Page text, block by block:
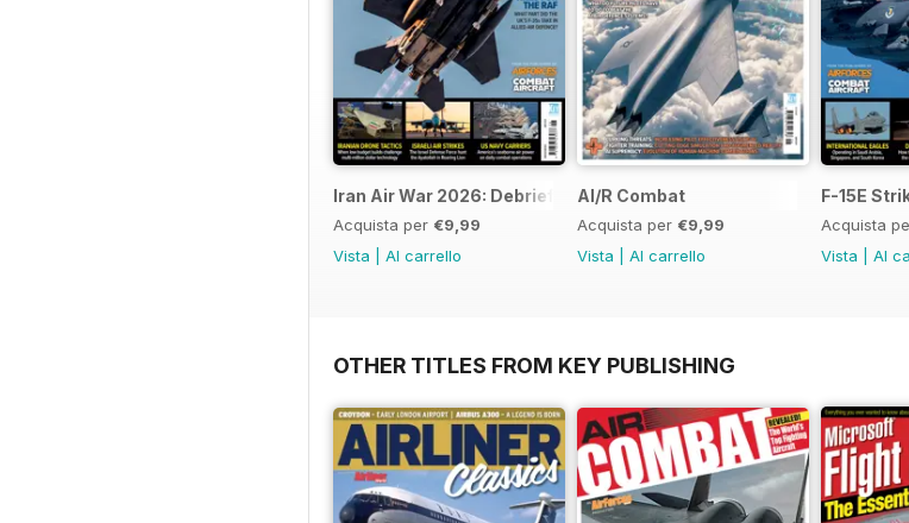
Iran Air War 2026: Debrief
Acquista per €9,99
Vista
Al carrello
AI/R Combat
Acquista per €9,99
Vista
Al carrello
F-15E
Acquista
Vista
Al
OTHER TITLES FROM KEY PUBLISHING